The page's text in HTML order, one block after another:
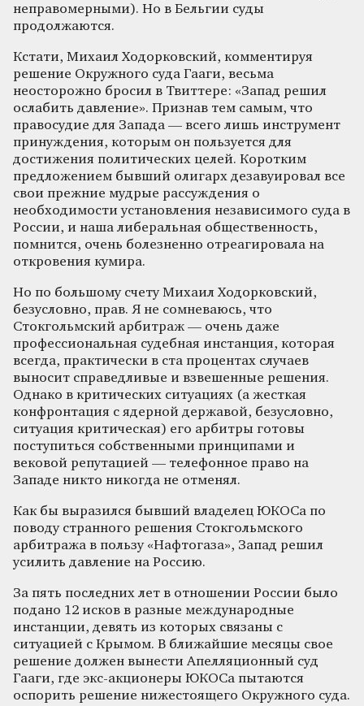
неправомерными). Но в Бельгии суды
продолжаются.
Кстати, Михаил Ходорковский, комментируя
решение Окружного суда Гааги, весьма
неосторожно бросил в Твиттере: «Запад решил
ослабить давление». Признав тем самым, что
правосудие для Запада — всего лишь инструмент
принуждения, которым он пользуется для
достижения политических целей. Коротким
предложением бывший олигарх дезавуировал все
свои прежние мудрые рассуждения о
необходимости установления независимого суда в
России, и наша либеральная общественность,
помнится, очень болезненно отреагировала на
откровения кумира.
Но по большому счету Михаил Ходорковский,
безусловно, прав. Я не сомневаюсь, что
Стокгольмский арбитраж — очень даже
профессиональная судебная инстанция, которая
всегда, практически в ста процентах случаев
выносит справедливые и взвешенные решения.
Однако в критических ситуациях (а жесткая
конфронтация с ядерной державой, безусловно,
ситуация критическая) его арбитры готовы
поступиться собственными принципами и
вековой репутацией — телефонное право на
Западе никто никогда не отменял.
Как бы выразился бывший владелец ЮКОСа по
поводу странного решения Стокгольмского
арбитража в пользу «Нафтогаза», Запад решил
усилить давление на Россию.
За пять последних лет в отношении России было
подано 12 исков в разные международные
инстанции, девять из которых связаны с
ситуацией с Крымом. В ближайшие месяцы свое
решение должен вынести Апелляционный суд
Гааги, где экс-акционеры ЮКОСа пытаются
оспорить решение нижестоящего Окружного суда.